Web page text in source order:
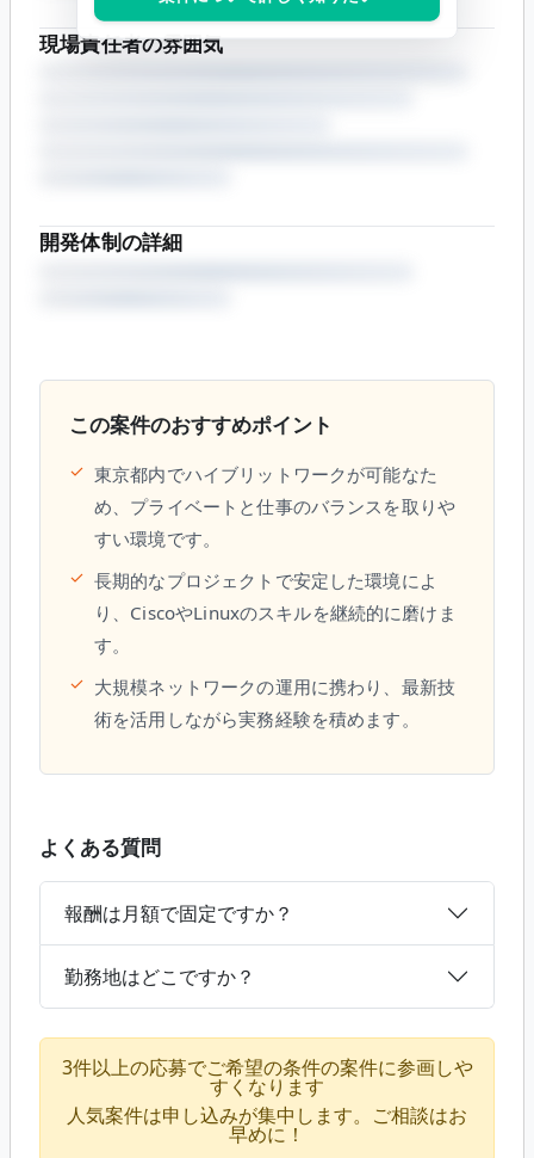
現場責任者の雰囲気
開発体制の詳細
この案件のおすすめポイント
✓ 東京都内でハイブリットワークが可能なた
め、プライベートと仕事のバランスを取りや
すい環境です。
✓ 長期的なプロジェクトで安定した環境によ
り、CiscoやLinuxのスキルを継続的に磨けま
す。
✓ 大規模ネットワークの運用に携わり、最新技
術を活用しながら実務経験を積めます。
よくある質問
報酬は月額で固定ですか？
勤務地はどこですか？
3件以上の応募でご希望の条件の案件に参画しや
すくなります
人気案件は申し込みが集中します。ご相談はお
早めに！